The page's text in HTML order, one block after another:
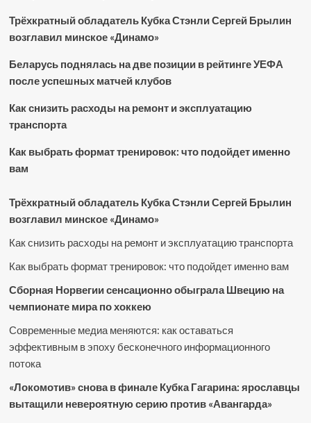
Трёхкратный обладатель Кубка Стэнли Сергей Брылин
возглавил минское «Динамо»
Беларусь поднялась на две позиции в рейтинге УЕФА
после успешных матчей клубов
Как снизить расходы на ремонт и эксплуатацию
транспорта
Как выбрать формат тренировок: что подойдет именно
вам
Трёхкратный обладатель Кубка Стэнли Сергей Брылин
возглавил минское «Динамо»
Как снизить расходы на ремонт и эксплуатацию транспорта
Как выбрать формат тренировок: что подойдет именно вам
Сборная Норвегии сенсационно обыграла Швецию на
чемпионате мира по хоккею
Современные медиа меняются: как оставаться
эффективным в эпоху бесконечного информационного
потока
«Локомотив» снова в финале Кубка Гагарина: ярославцы
вытащили невероятную серию против «Авангарда»